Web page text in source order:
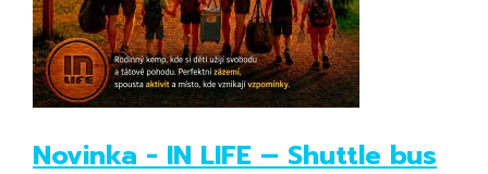
Novinka - IN LIFE – Shuttle bus